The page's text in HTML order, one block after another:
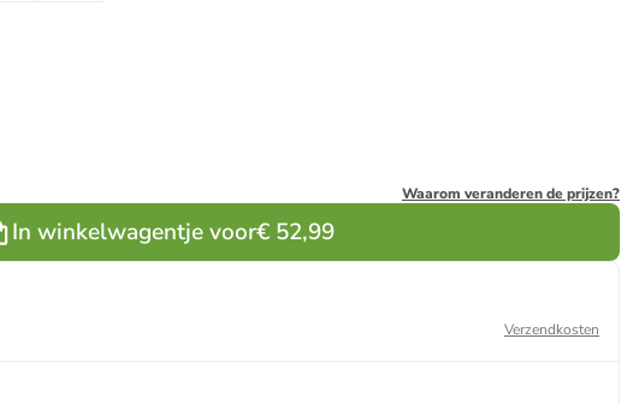
Waarom veranderen de prijzen?
In winkelwagentje voor€ 52,99
Verzendkosten